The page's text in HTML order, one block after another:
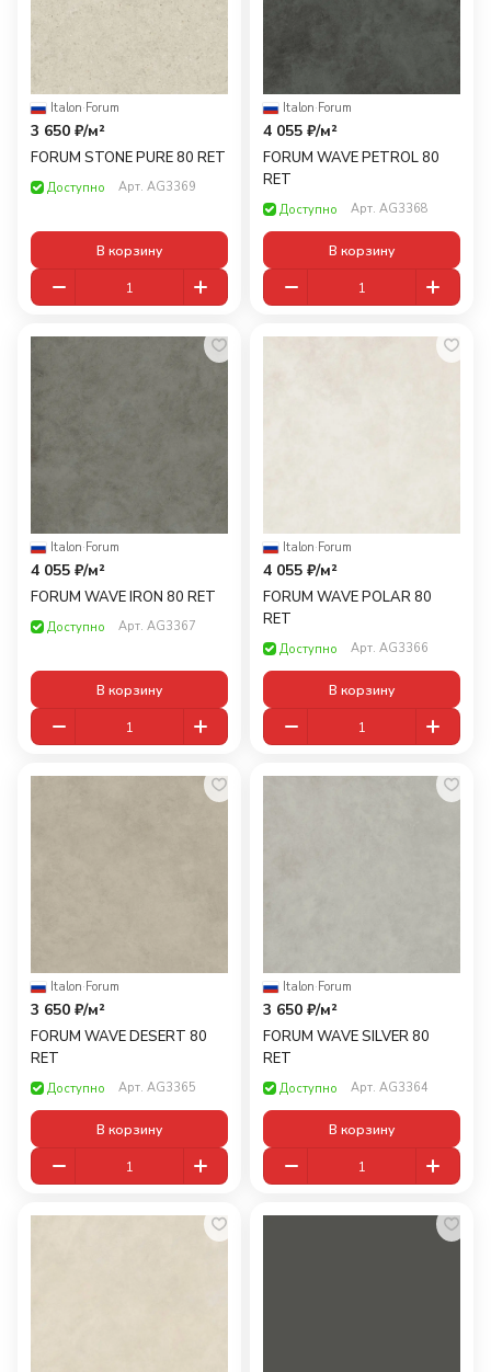
Italon·Forum
3 650 ₽/м²
FORUM STONE PURE 80 RET
Доступно Арт. AG3369
В корзину
Italon·Forum
4 055 ₽/м²
FORUM WAVE PETROL 80
RET
Доступно Арт. AG3368
В корзину
Italon·Forum
4 055 ₽/м²
FORUM WAVE IRON 80 RET
Доступно Арт. AG3367
В корзину
Italon·Forum
4 055 ₽/м²
FORUM WAVE POLAR 80
RET
Доступно Арт. AG3366
В корзину
Italon·Forum
3 650 ₽/м²
FORUM WAVE DESERT 80
RET
Доступно Арт. AG3365
В корзину
Italon·Forum
3 650 ₽/м²
FORUM WAVE SILVER 80
RET
Доступно Арт. AG3364
В корзину